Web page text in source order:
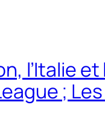
l’Italie
;